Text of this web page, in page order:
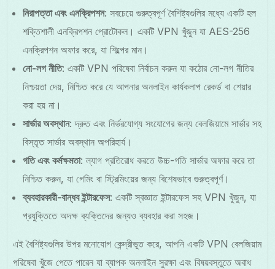
নিরাপত্তা এবং এনক্রিপশন: সবচেয়ে গুরুত্বপূর্ণ বৈশিষ্ট্যগুলির মধ্যে একটি হল
শক্তিশালী এনক্রিপশন প্রোটোকল। একটি VPN খুঁজুন যা AES-256
এনক্রিপশন অফার করে, যা শিল্পের মান।
নো-লগ নীতি: একটি VPN পরিষেবা নির্বাচন করুন যা কঠোর নো-লগ নীতির
নিশ্চয়তা দেয়, নিশ্চিত করে যে আপনার অনলাইন কার্যকলাপ রেকর্ড বা শেয়ার
করা হয় না।
সার্ভার অবস্থান: দ্রুত এবং নির্ভরযোগ্য সংযোগের জন্য বেলজিয়ামে সার্ভার সহ
বিস্তৃত সার্ভার অবস্থান অপরিহার্য।
গতি এবং কর্মক্ষমতা: ল্যাগ প্রতিরোধ করতে উচ্চ-গতি সার্ভার অফার করে তা
নিশ্চিত করুন, যা গেমিং বা স্ট্রিমিংয়ের জন্য বিশেষভাবে গুরুত্বপূর্ণ।
ব্যবহারকারী-বান্ধব ইন্টারফেস: একটি স্বজ্ঞাত ইন্টারফেস সহ VPN খুঁজুন, যা
প্রযুক্তিতে অদক্ষ ব্যক্তিদের জন্যও ব্যবহার করা সহজ।
এই বৈশিষ্ট্যগুলির উপর মনোযোগ কেন্দ্রীভূত করে, আপনি একটি VPN বেলজিয়াম
পরিষেবা খুঁজে পেতে পারেন যা ব্যাপক অনলাইন সুরক্ষা এবং বিষয়বস্তুতে অবাধ